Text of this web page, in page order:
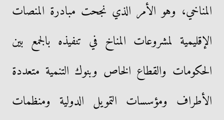
المناخي، وهو الأمر الذي نجحت مبادرة المنصات
الإقليمية لمشروعات المناخ في تنفيذه بالجمع بين
الحكومات والقطاع الخاص وبنوك التنمية متعددة
الأطراف ومؤسسات التمويل الدولية ومنظمات